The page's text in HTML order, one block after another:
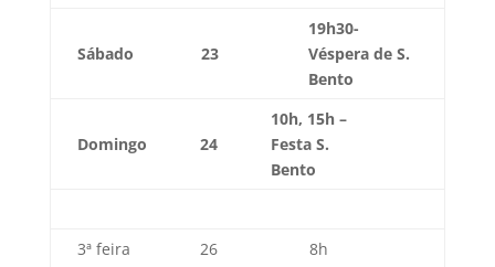
Sábado 23
19h30-
Véspera de S.
Bento
Domingo 24
10h, 15h –
Festa S.
Bento
3ª feira 26 8h